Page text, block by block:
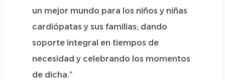
un mejor mundo para los niños y niñas
cardiópatas y sus familias; dando
soporte integral en tiempos de
necesidad y celebrando los momentos
de dicha.”